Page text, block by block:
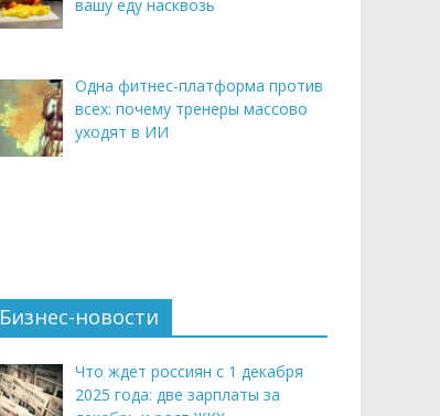
вашу еду насквозь
Одна фитнес-платформа против
всех: почему тренеры массово
уходят в ИИ
Бизнес-новости
Что ждет россиян с 1 декабря
2025 года: две зарплаты за